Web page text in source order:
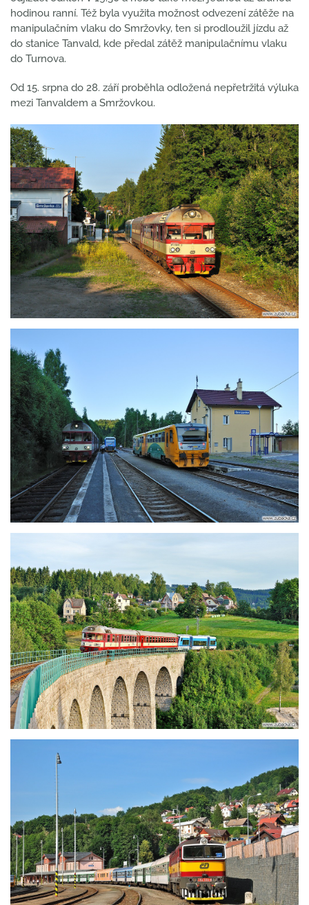
hodinou ranní. Též byla využita možnost odvezení zátěže na
manipulačním vlaku do Smržovky, ten si prodloužil jízdu až
do stanice Tanvald, kde předal zátěž manipulačnímu vlaku
do Turnova.
Od 15. srpna do 28. září proběhla odložená nepřetržitá výluka
mezi Tanvaldem a Smržovkou.